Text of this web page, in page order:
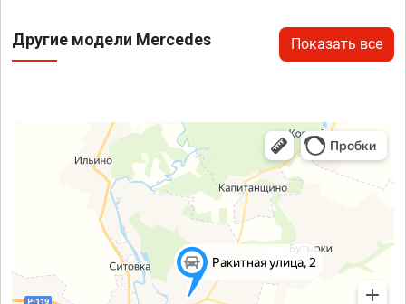
Другие модели Mercedes Показать все